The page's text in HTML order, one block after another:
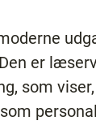
er
som